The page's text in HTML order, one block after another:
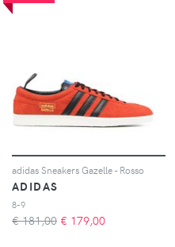
adidas Sneakers Gazelle - Rosso
ADIDAS
8-9
€ 181,00 € 179,00